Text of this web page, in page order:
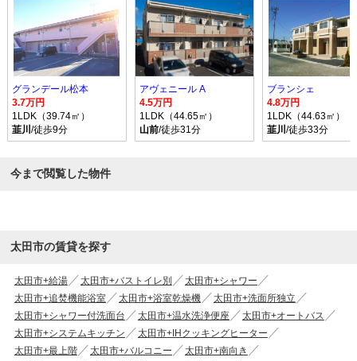
グランデール松本
3.7万円
1LDK（39.74㎡）
韮川 /徒歩9分
アヴェニール A
4.5万円
1LDK（44.65㎡）
山前/徒歩31分
ブランシェ
4.8万円
1LDK（44.63㎡）
韮川 /徒歩33分
今まで閲覧した物件
太田市の賃貸を探す
太田市+給湯 太田市+バストイレ別
太田市+シャワー
太田市+追焚機能浴室
太田市+浴室乾燥機
太田市+洗面所独立
太田市+シャワー付洗面台
太田市+温水洗浄便座
太田市+オートバス
太田市+システムキッチン
太田市+IHクッキングヒーター
太田市+最上階
太田市+バルコニー
太田市+南向き